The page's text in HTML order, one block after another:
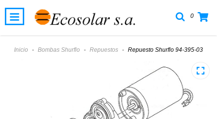
0
Inicio - Bombas Shurflo - Repuestos - Repuesto Shurflo 94-395-03